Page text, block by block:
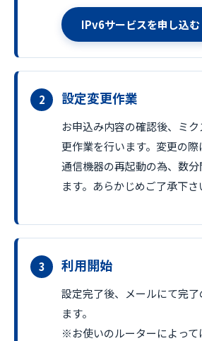
IPv6サービスを申し込む
設定変更作業
お申込み内容の確認後、ミ
更作業を行います。変更の
通信機器の再起動の為、数
ます。あらかじめご了承下さ
利用開始
設定完了後、メールにて完
ます。
※お使いのルーターによって